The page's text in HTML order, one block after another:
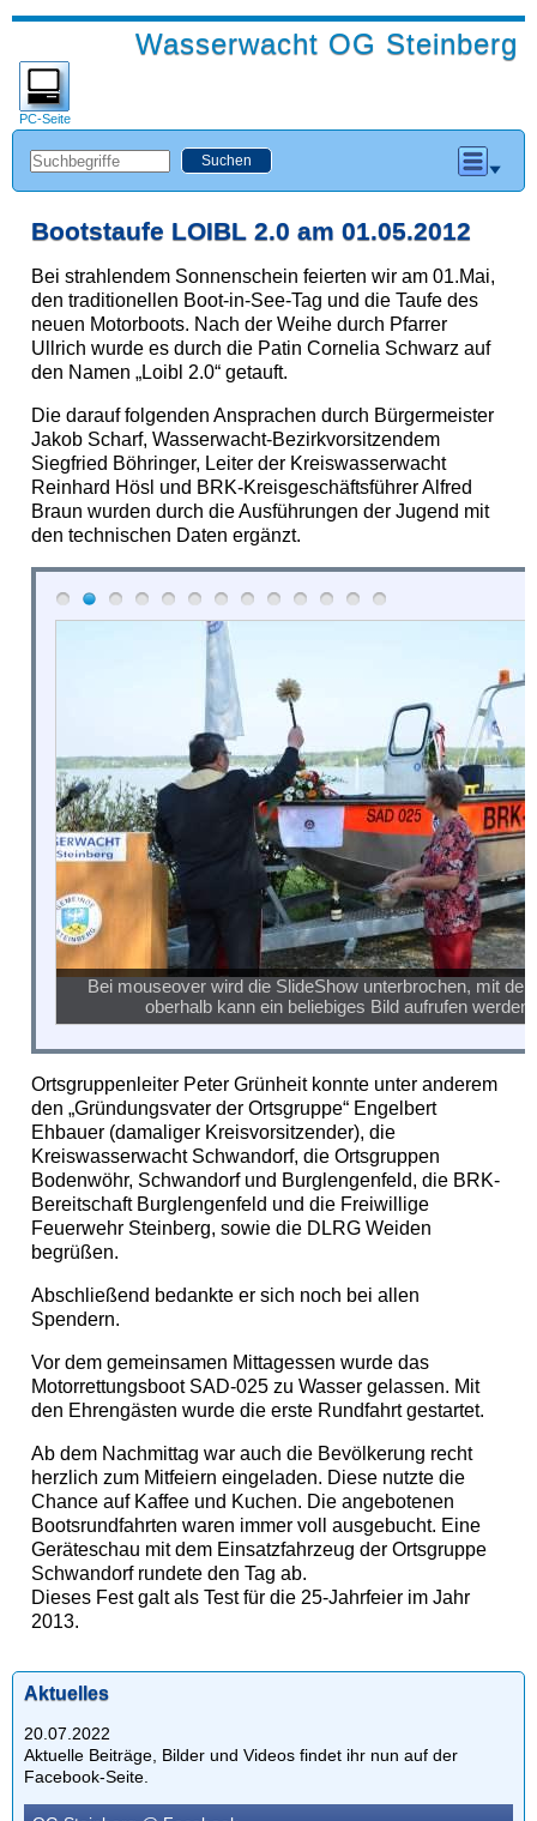
Wasserwacht OG Steinberg
PC-Seite
Bootstaufe LOIBL 2.0 am 01.05.2012
Bei strahlendem Sonnenschein feierten wir am 01.Mai,
den traditionellen Boot-in-See-Tag und die Taufe des
neuen Motorboots. Nach der Weihe durch Pfarrer
Ullrich wurde es durch die Patin Cornelia Schwarz auf
den Namen „Loibl 2.0“ getauft.
Die darauf folgenden Ansprachen durch Bürgermeister
Jakob Scharf, Wasserwacht-Bezirkvorsitzendem
Siegfried Böhringer, Leiter der Kreiswasserwacht
Reinhard Hösl und BRK-Kreisgeschäftsführer Alfred
Braun wurden durch die Ausführungen der Jugend mit
den technischen Daten ergänzt.
Bei mouseover wird die SlideShow unterbrochen, mit den
oberhalb kann ein beliebiges Bild aufrufen werden.
Ortsgruppenleiter Peter Grünheit konnte unter anderem
den „Gründungsvater der Ortsgruppe“ Engelbert
Ehbauer (damaliger Kreisvorsitzender), die
Kreiswasserwacht Schwandorf, die Ortsgruppen
Bodenwöhr, Schwandorf und Burglengenfeld, die BRK-
Bereitschaft Burglengenfeld und die Freiwillige
Feuerwehr Steinberg, sowie die DLRG Weiden
begrüßen.
Abschließend bedankte er sich noch bei allen
Spendern.
Vor dem gemeinsamen Mittagessen wurde das
Motorrettungsboot SAD-025 zu Wasser gelassen. Mit
den Ehrengästen wurde die erste Rundfahrt gestartet.
Ab dem Nachmittag war auch die Bevölkerung recht
herzlich zum Mitfeiern eingeladen. Diese nutzte die
Chance auf Kaffee und Kuchen. Die angebotenen
Bootsrundfahrten waren immer voll ausgebucht. Eine
Geräteschau mit dem Einsatzfahrzeug der Ortsgruppe
Schwandorf rundete den Tag ab.
Dieses Fest galt als Test für die 25-Jahrfeier im Jahr
2013.
Aktuelles
20.07.2022
Aktuelle Beiträge, Bilder und Videos findet ihr nun auf der
Facebook-Seite.